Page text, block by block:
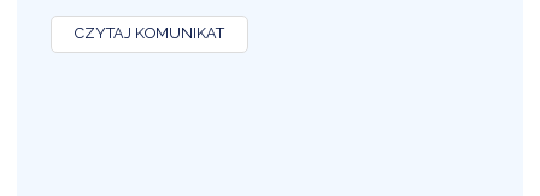
CZYTAJ KOMUNIKAT